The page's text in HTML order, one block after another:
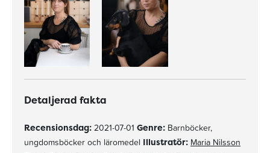
Detaljerad fakta
Recensionsdag: 2021-07-01 Genre: Barnböcker,
ungdomsböcker och läromedel Illustratör: Maria Nilsson